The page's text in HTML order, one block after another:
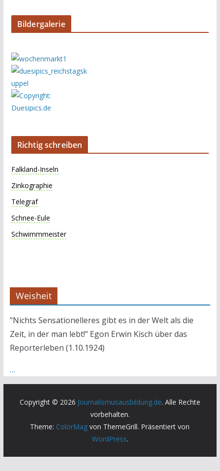
Bildergalerie
Richtig schreiben
Falkland-Inseln
Zinkographie
Telegraf
Schnee-Eule
Schwimmmeister
Weisheit
"Nichts Sensationelleres gibt es in der Welt als die
Zeit, in der man lebt!" Egon Erwin Kisch über das
Reporterleben (1.10.1924)
…
Copyright © 2026 Journalismusausbildung.de. Alle Rechte
vorbehalten.
Theme: ColorMag von ThemeGrill. Präsentiert von
WordPress.